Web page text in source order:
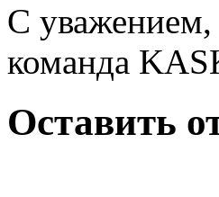
С уважением,
команда
Оставить